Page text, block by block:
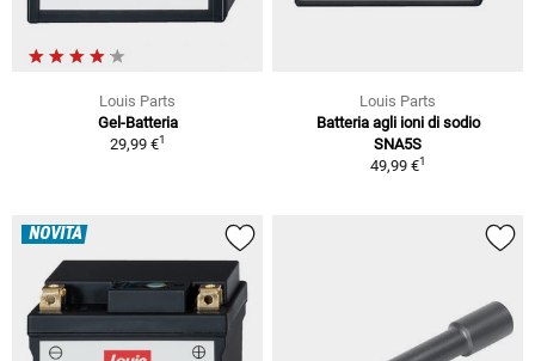
Louis Parts
Gel-Batteria
29,99 €1
Louis Parts
Batteria agli ioni di sodio
SNA5S
49,99 €1
NOVITÀ